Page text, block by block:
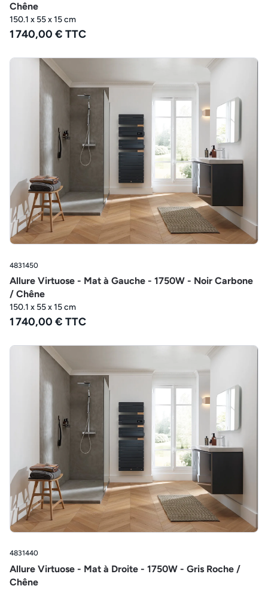
Chêne
150.1 x 55 x 15 cm
1 740,00 € TTC
4831450
Allure Virtuose - Mat à Gauche - 1750W - Noir Carbone
/ Chêne
150.1 x 55 x 15 cm
1 740,00 € TTC
4831440
Allure Virtuose - Mat à Droite - 1750W - Gris Roche /
Chêne